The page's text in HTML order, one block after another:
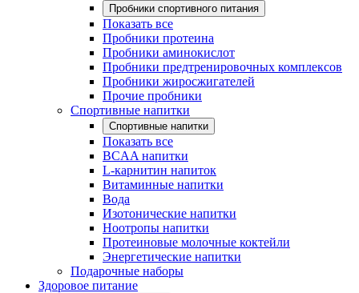
Пробники спортивного питания
Показать все
Пробники протеина
Пробники аминокислот
Пробники предтренировочных комплексов
Пробники жиросжигателей
Прочие пробники
Спортивные напитки
Спортивные напитки
Показать все
BCAA напитки
L-карнитин напиток
Витаминные напитки
Вода
Изотонические напитки
Ноотропы напитки
Протеиновые молочные коктейли
Энергетические напитки
Подарочные наборы
Здоровое питание